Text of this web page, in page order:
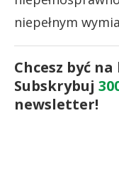
niepełnym
Chcesz być na
Subskrybuj
newsletter!